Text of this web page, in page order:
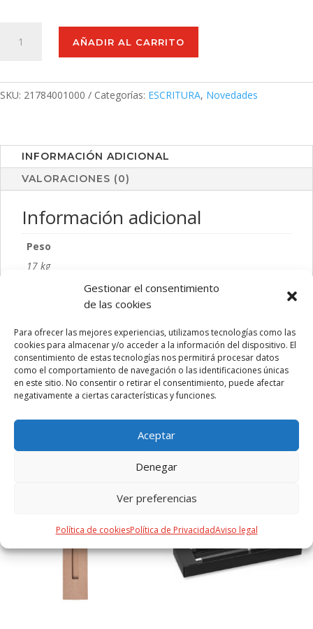
Gestionar el consentimiento
de las cookies
Para ofrecer las mejores experiencias, utilizamos tecnologías como las
cookies para almacenar y/o acceder a la información del dispositivo. El
consentimiento de estas tecnologías nos permitirá procesar datos
como el comportamiento de navegación o las identificaciones únicas
en este sitio. No consentir o retirar el consentimiento, puede afectar
negativamente a ciertas características y funciones.
Aceptar
Denegar
Ver preferencias
Política de cookiesPolítica de PrivacidadAviso legal
Reffel
AÑADIR AL CARRITO
SKU: 21784001000 Categorías: ESCRITURA, Novedades
INFORMACIÓN ADICIONAL
VALORACIONES (0)
Información adicional
Peso
17 kg
Color
BLANCO, BURDEOS, MARINO, NEGRO, VERDE OSCURO
PRODUCTOS RELACIONADOS